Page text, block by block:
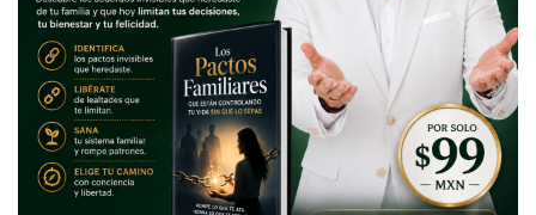
MEMBRESIA PAREJA Y FAMILIA
TRIBU DE PAREJAS
CUADRANTE DEL BIENESTAR
SEMINARIO VIRTUAL
TEST GRATUITO